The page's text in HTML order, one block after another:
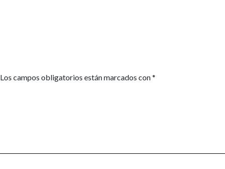
Los campos obligatorios están marcados con*